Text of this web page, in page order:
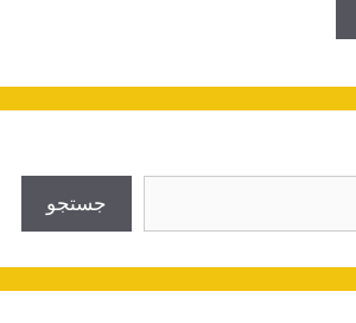
جستجو